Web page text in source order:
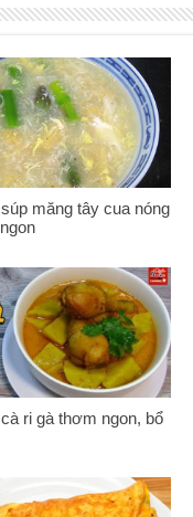
măng tây cua nóng
ri gà thơm ngon, bổ